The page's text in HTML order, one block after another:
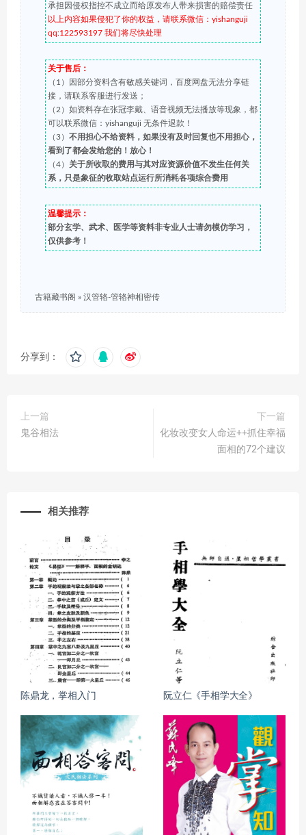
承担因侵权指控不成立而给原发布人带来损害的赔偿责任
以上内容如果侵犯了你的权益，请联系微信：yishanguji
qq:122593197 我们将尽快处理
关于售后：
（1）因部分资料含有敏感关键词，百度网盘无法分享链
接，请联系客服进行发送；
（2）如资料存在张冠李戴、语音视频无法播放等现象，都
可以联系微信：yishanguji 无条件退款！
（3） 不用担心不给资料，如果没有及时回复也不用担心，
看到了都会发给您的！放心！
（4） 关于所收取的费用与其对应资源价值不发生任何关
系，只是象征的收取站点运行所消耗各项综合费用
温馨提示：
部分玄学、武术、医学等资料非专业人士请勿模仿学习，
仅供参考！
古籍藏书阁 » 汉管辂-管辂神相密传
分享到：
上一篇
鬼谷相法
下一篇
化妆改变女人命运++抓住幸福
面相的72个建议
相关推荐
陈鼎龙，掌相入门 阮立仁《手相学大全》